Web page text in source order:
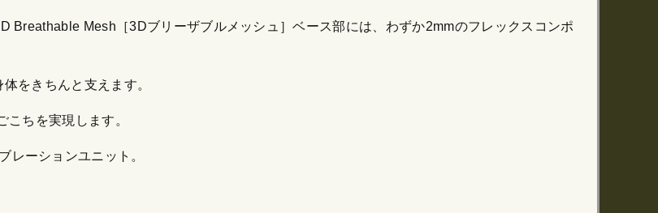
Breathable Mesh［3Dブリーザブルメッシュ］ベース部には、わずか2mmのフレックスコンポ
をきちんと支えます。
ちを実現します。
レーションユニット。